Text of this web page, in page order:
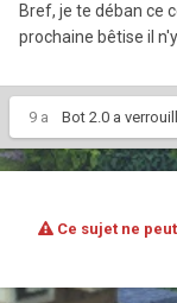
Bref, je te déban ce
prochaine bêtise il
9 a Bot 2.0 a
Ce sujet ne